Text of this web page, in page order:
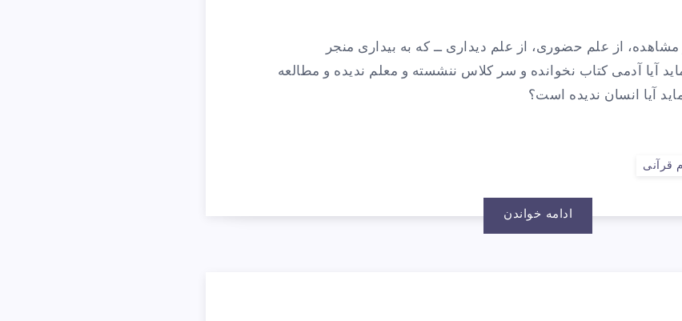
از علم حضوری، از علم دیداری ــ که به بیداری منجر
آیا آدمی کتاب نخوانده و سر کلاس ننشسته و معلم ندیده و مطالعه
آیا انسان ندیده است؟
قرآنی
ادامه خواندن